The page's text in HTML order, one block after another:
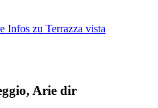
Infos zu Terrazza vista
Arie dir